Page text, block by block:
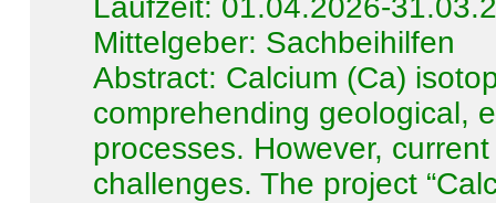
Laufzeit: 01.04.2026-
Mittelgeber: Sachbeihilfen
Abstract: Calcium (Ca)
comprehending geological,
processes. However,
challenges. The project